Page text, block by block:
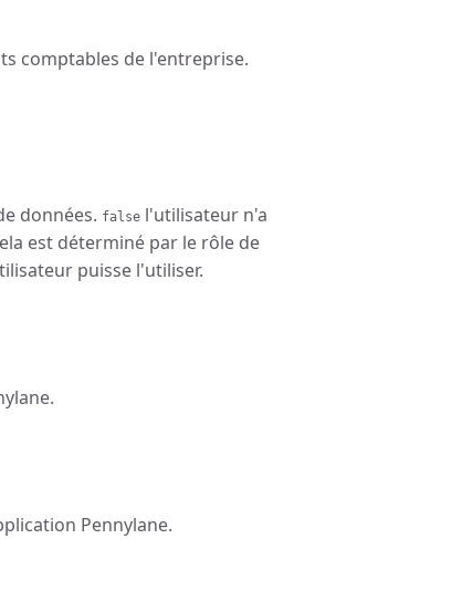
comptables de l'entreprise.
données. false l'utilisateur n'a
est déterminé par le rôle de
puisse l'utiliser.
Pennylane.